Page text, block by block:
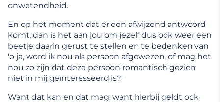
onwetendheid.
En op het moment dat er een afwijzend antwoord
komt, dan is het aan jou om jezelf dus ook weer een
beetje daarin gerust te stellen en te bedenken van
'o ja, word ik nou als persoon afgewezen, of mag het
nou zo zijn dat deze persoon romantisch gezien
niet in mij geïnteresseerd is?'
Want dat kan en dat mag, want hierbij geldt ook